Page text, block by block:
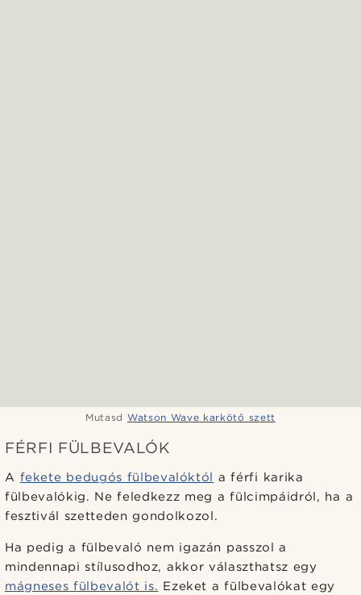
Mutasd Watson Wave karkötő szett
FÉRFI FÜLBEVALÓK
A fekete bedugós fülbevalóktól a férfi karika
fülbevalókig. Ne feledkezz meg a fülcimpáidról, ha a
fesztivál szetteden gondolkozol.
Ha pedig a fülbevaló nem igazán passzol a
mindennapi stílusodhoz, akkor választhatsz egy
mágneses fülbevalót is. Ezeket a fülbevalókat egy